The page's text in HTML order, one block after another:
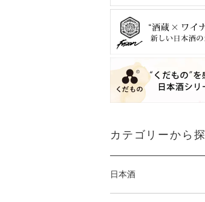
カテゴリーから
日本酒